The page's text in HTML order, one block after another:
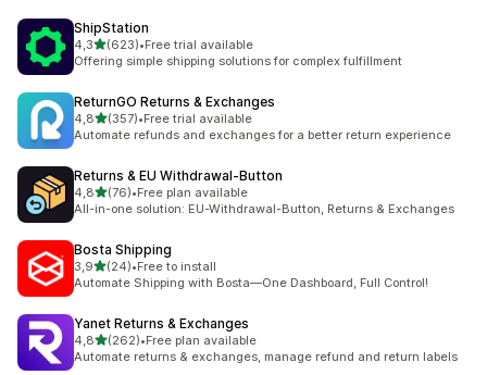
ShipStation
4,35 yıldız üzerinden
(623)
toplam 623 değerlendirme
•Free trial available
Offering simple shipping solutions for complex fulfillment
ReturnGO Returns & Exchanges
4,85 yıldız üzerinden
(357)
toplam 357 değerlendirme
•Free trial available
Automate refunds and exchanges for a better return experience
Returns & EU Withdrawal‑Button
4,85 yıldız üzerinden
(76)
toplam 76 değerlendirme
•Free plan available
All-in-one solution: EU-Withdrawal-Button, Returns & Exchanges
Bosta Shipping
3,95 yıldız üzerinden
(24)
toplam 24 değerlendirme
•Free to install
Automate Shipping with Bosta—One Dashboard, Full Control!
Yanet Returns & Exchanges
4,85 yıldız üzerinden
(262)
toplam 262 değerlendirme
•Free plan available
Automate returns & exchanges, manage refund and return labels